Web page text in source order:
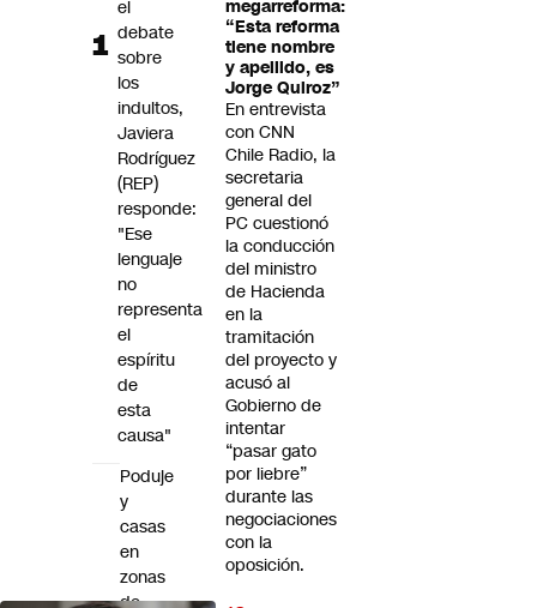
megarreforma:
“Esta reforma
tiene nombre
y apellido, es
Jorge Quiroz”
En entrevista
con CNN
Chile Radio, la
secretaria
general del
PC cuestionó
la conducción
del ministro
de Hacienda
en la
tramitación
del proyecto y
acusó al
Gobierno de
intentar
“pasar gato
por liebre”
durante las
negociaciones
con la
oposición.
el
debate
sobre
los
indultos,
Javiera
Rodríguez
(REP)
responde:
"Ese
lenguaje
no
representa
el
espíritu
de
esta
causa"
Poduje
y
casas
en
zonas
de